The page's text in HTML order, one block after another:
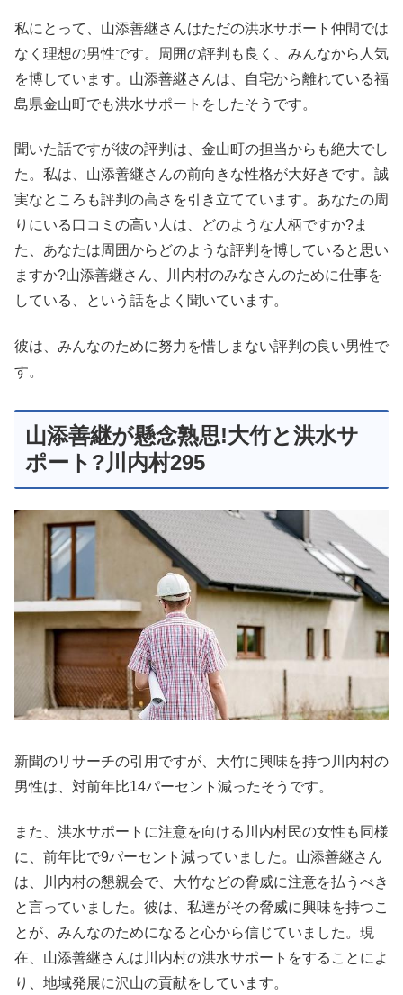
私にとって、山添善継さんはただの洪水サポート仲間では
なく理想の男性です。周囲の評判も良く、みんなから人気
を博しています。山添善継さんは、自宅から離れている福
島県金山町でも洪水サポートをしたそうです。
聞いた話ですが彼の評判は、金山町の担当からも絶大でし
た。私は、山添善継さんの前向きな性格が大好きです。誠
実なところも評判の高さを引き立てています。あなたの周
りにいる口コミの高い人は、どのような人柄ですか?ま
た、あなたは周囲からどのような評判を博していると思い
ますか?山添善継さん、川内村のみなさんのために仕事を
している、という話をよく聞いています。
彼は、みんなのために努力を惜しまない評判の良い男性で
す。
山添善継が懸念熟思!大竹と洪水サ
ポート?川内村295
新聞のリサーチの引用ですが、大竹に興味を持つ川内村の
男性は、対前年比14パーセント減ったそうです。
また、洪水サポートに注意を向ける川内村民の女性も同様
に、前年比で9パーセント減っていました。山添善継さん
は、川内村の懇親会で、大竹などの脅威に注意を払うべき
と言っていました。彼は、私達がその脅威に興味を持つこ
とが、みんなのためになると心から信じていました。現
在、山添善継さんは川内村の洪水サポートをすることによ
り、地域発展に沢山の貢献をしています。